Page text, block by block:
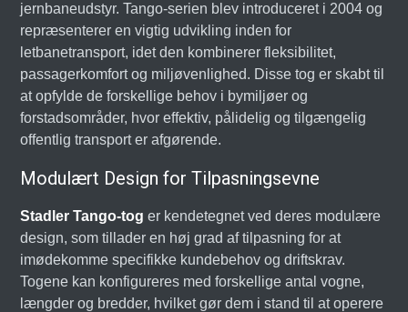
jernbaneudstyr. Tango-serien blev introduceret i 2004 og
repræsenterer en vigtig udvikling inden for
letbanetransport, idet den kombinerer fleksibilitet,
passagerkomfort og miljøvenlighed. Disse tog er skabt til
at opfylde de forskellige behov i bymiljøer og
forstadsområder, hvor effektiv, pålidelig og tilgængelig
offentlig transport er afgørende.
Modulært Design for Tilpasningsevne
Stadler Tango-tog er kendetegnet ved deres modulære
design, som tillader en høj grad af tilpasning for at
imødekomme specifikke kundebehov og driftskrav.
Togene kan konfigureres med forskellige antal vogne,
længder og bredder, hvilket gør dem i stand til at operere